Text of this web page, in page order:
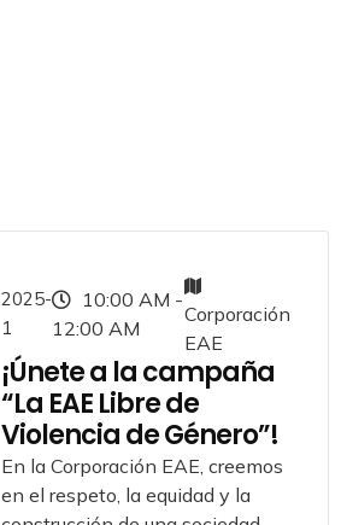
2025-
1
10:00 AM -
12:00 AM
Corporación
EAE
¡Únete a la campaña
“La EAE Libre de
Violencia de Género”!
En la Corporación EAE, creemos
en el respeto, la equidad y la